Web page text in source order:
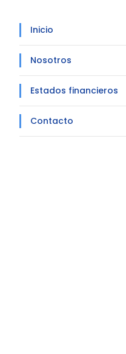
Inicio
Nosotros
Estados financieros
Contacto